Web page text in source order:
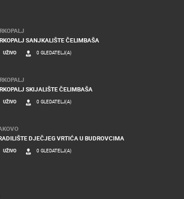
SANJKALIŠTE ČELIMBAŠA
UŽIVO 0 GLEDATELJ(A)
SKIJALIŠTE ČELIMBAŠA
UŽIVO 0 GLEDATELJ(A)
DJEČJEG VRTIĆA U BUDROVCIMA
UŽIVO 0 GLEDATELJ(A)